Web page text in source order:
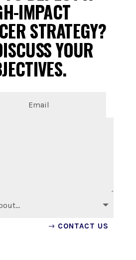
IMPACT
STRATEGY?
YOUR
CONTACT US